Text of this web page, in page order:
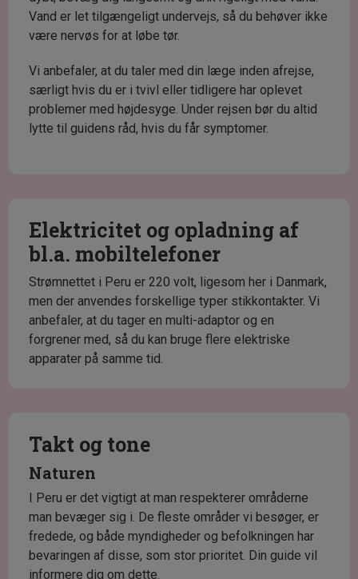
Vand er let tilgængeligt undervejs, så du behøver ikke
være nervøs for at løbe tør.
Vi anbefaler, at du taler med din læge inden afrejse,
særligt hvis du er i tvivl eller tidligere har oplevet
problemer med højdesyge. Under rejsen bør du altid
lytte til guidens råd, hvis du får symptomer.
Elektricitet og opladning af
bl.a. mobiltelefoner
Strømnettet i Peru er 220 volt, ligesom her i Danmark,
men der anvendes forskellige typer stikkontakter. Vi
anbefaler, at du tager en multi-adaptor og en
forgrener med, så du kan bruge flere elektriske
apparater på samme tid.
Takt og tone
Naturen
I Peru er det vigtigt at man respekterer områderne
man bevæger sig i. De fleste områder vi besøger, er
fredede, og både myndigheder og befolkningen har
bevaringen af disse, som stor prioritet. Din guide vil
informere dig om dette.